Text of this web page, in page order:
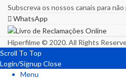
Subscreva os nossos canais para
WhatsApp
Hiperfilme © 2020. All Rights
Scroll To Top
Login/Signup Close
Menu